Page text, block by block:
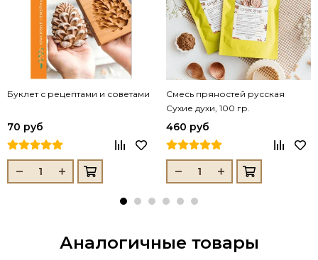
Буклет с рецептами и советами
70 руб
Смесь пряностей русская
Сухие духи, 100 гр.
460 руб
Аналогичные товары